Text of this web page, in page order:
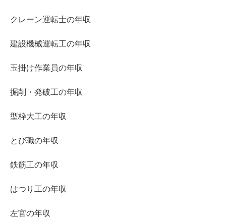
クレーン運転士の年収
建設機械運転工の年収
玉掛け作業員の年収
掘削・発破工の年収
型枠大工の年収
とび職の年収
鉄筋工の年収
はつり工の年収
左官の年収